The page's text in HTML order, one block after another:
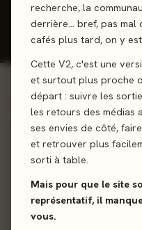
recherche, la
derrière… bref, pas mal
cafés plus tard, on y
Cette V2, c'est une
et surtout plus proche
départ : suivre les
les retours des médias
ses envies de côté,
et retrouver plus
sorti à table.
Mais pour que le site
représentatif, il
vous.
Donner mon avis
01 - LE JEU
Le jeu de cartes sans
ce jeu d'ambiance, vous
de son tour, pioche 5 de
dans sa main. Utilisez les
enchaîner les actions et
jeu Votre objectif est de